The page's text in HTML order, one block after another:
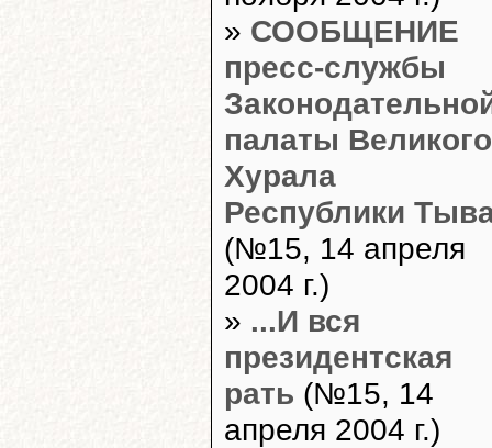
» СООБЩЕНИЕ
пресс-службы
палаты Великого
Хурала
Республики
(№15, 14 апреля
2004 г.)
» ...И вся
президентская
рать (№15, 14
апреля 2004 г.)